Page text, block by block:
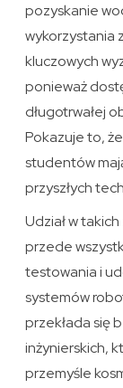
pozyskanie
wykorzystania
kluczowych
ponieważ
długotrwałej
Pokazuje to,
studentów
przyszłych
Udział w
przede
testowania i
systemów
przekłada się
inżynierskich,
przemyśle